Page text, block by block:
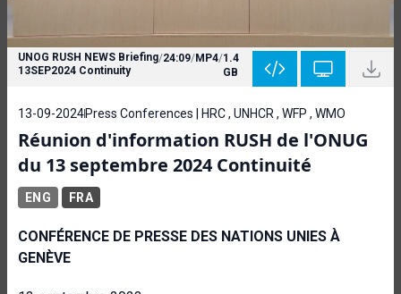
UNOG RUSH NEWS Briefing
13SEP2024 Continuity
/24:09/MP4/1.4
GB
13-09-2024Press Conferences | HRC , UNHCR , WFP , WMO
Réunion d'information RUSH de l'ONUG
du 13 septembre 2024 Continuité
ENG FRA
CONFÉRENCE DE PRESSE DES NATIONS UNIES À
GENÈVE